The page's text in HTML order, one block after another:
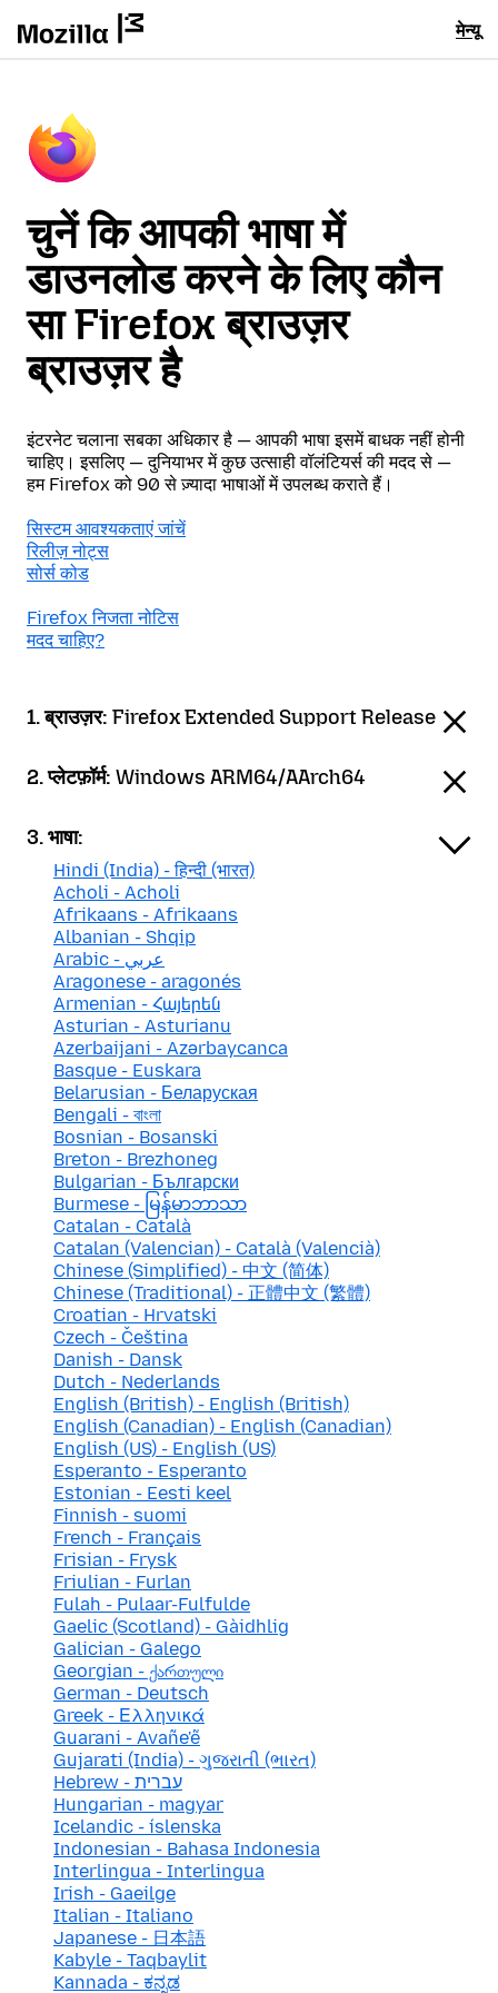
मेन्यू
चुनें कि आपकी भाषा में
डाउनलोड करने के लिए कौन
सा Firefox ब्राउज़र
ब्राउज़र है
इंटरनेट चलाना सबका अधिकार है — आपकी भाषा इसमें बाधक नहीं होनी
चाहिए। इसलिए — दुनियाभर में कुछ उत्साही वॉलंटियर्स की मदद से —
हम Firefox को 90 से ज़्यादा भाषाओं में उपलब्ध कराते हैं।
सिस्टम आवश्यकताएं जांचें
रिलीज़ नोट्स
सोर्स कोड
Firefox निजता नोटिस
मदद चाहिए?
1. ब्राउज़र: Firefox Extended Support Release
2. प्लेटफ़ॉर्म: Windows ARM64/AArch64
3. भाषा:
Hindi (India) - हिन्दी (भारत)
Acholi - Acholi
Afrikaans - Afrikaans
Albanian - Shqip
Arabic - عربي
Aragonese - aragonés
Armenian - Հայերեն
Asturian - Asturianu
Azerbaijani - Azərbaycanca
Basque - Euskara
Belarusian - Беларуская
Bengali - বাংলা
Bosnian - Bosanski
Breton - Brezhoneg
Bulgarian - Български
Burmese - မြန်မာဘာသာ
Catalan - Català
Catalan (Valencian) - Català (Valencià)
Chinese (Simplified) - 中文 (简体)
Chinese (Traditional) - 正體中文 (繁體)
Croatian - Hrvatski
Czech - Čeština
Danish - Dansk
Dutch - Nederlands
English (British) - English (British)
English (Canadian) - English (Canadian)
English (US) - English (US)
Esperanto - Esperanto
Estonian - Eesti keel
Finnish - suomi
French - Français
Frisian - Frysk
Friulian - Furlan
Fulah - Pulaar-Fulfulde
Gaelic (Scotland) - Gàidhlig
Galician - Galego
Georgian - ქართული
German - Deutsch
Greek - Ελληνικά
Guarani - Avañe'ẽ
Gujarati (India) - ગુજરાતી (ભારત)
Hebrew - עברית
Hungarian - magyar
Icelandic - íslenska
Indonesian - Bahasa Indonesia
Interlingua - Interlingua
Irish - Gaeilge
Italian - Italiano
Japanese - 日本語
Kabyle - Taqbaylit
Kannada - ಕನ್ನಡ